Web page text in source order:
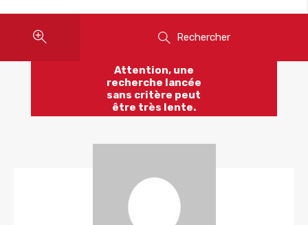
Rechercher
Attention, une
recherche lancée
sans critère peut
être très lente.